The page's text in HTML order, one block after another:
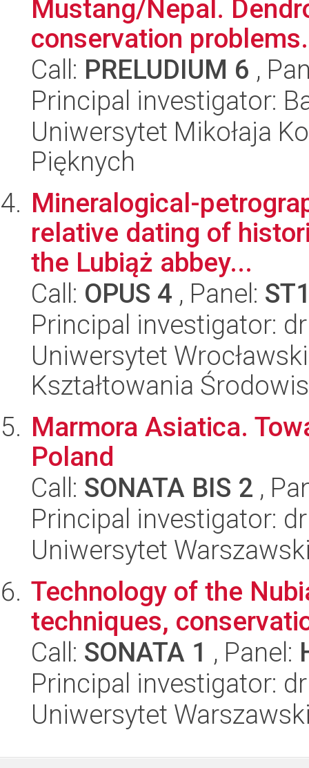
Mustang/Nepal.
conservation problems.
Call: PRELUDIUM 6 ,
Principal investigator:
Uniwersytet Mikołaja
Pięknych
Mineralogical-
relative dating of
the Lubiąż abbey...
Call: OPUS 4 , Panel:
Principal investigator:
Uniwersytet
Kształtowania
Marmora Asiatica.
Poland
Call: SONATA BIS 2 ,
Principal investigator:
Uniwersytet
Technology of the
techniques,
Call: SONATA 1 , Panel:
Principal investigator:
Uniwersytet